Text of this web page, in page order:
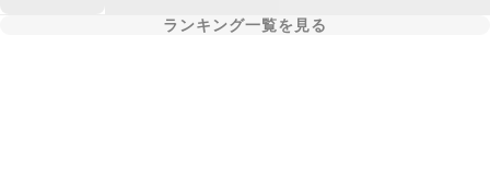
ランキング一覧を見る